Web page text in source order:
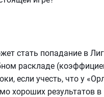
стать попадание в
раскладе
если учесть, что у
хороших результатов в